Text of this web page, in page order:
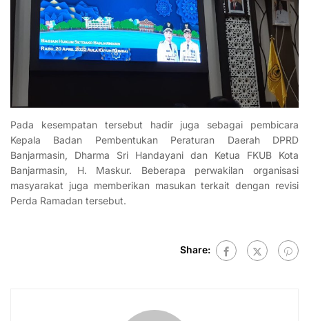
Pada kesempatan tersebut hadir juga sebagai pembicara
Kepala Badan Pembentukan Peraturan Daerah DPRD
Banjarmasin, Dharma Sri Handayani dan Ketua FKUB Kota
Banjarmasin, H. Maskur. Beberapa perwakilan organisasi
masyarakat juga memberikan masukan terkait dengan revisi
Perda Ramadan tersebut.
Share: